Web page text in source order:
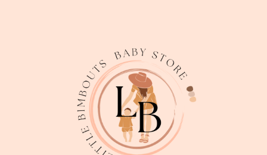
être
choisies
sur
la
page
du
produit